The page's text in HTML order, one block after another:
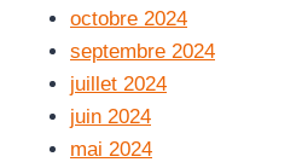
octobre 2024
septembre 2024
juillet 2024
juin 2024
mai 2024